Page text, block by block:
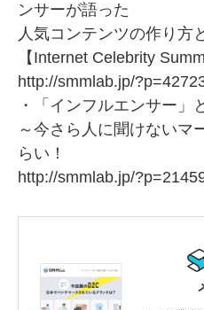
ンサーが語った
人気コンテンツの作り方
【Internet Celebrity
http://smmlab.jp/
・「インフルエンサー」
～今さら人に聞けないマ
らい！
http://smmlab.jp/